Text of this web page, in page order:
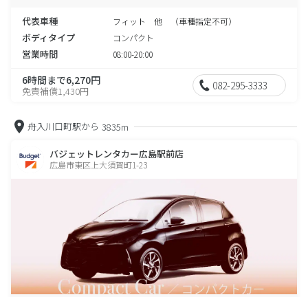
代表車種 フィット 他 （車種指定不可）
ボディタイプ コンパクト
営業時間 08:00-20:00
6時間まで6,270円
免責補償1,430円 082-295-3333
舟入川口町駅から 3835m
バジェットレンタカー広島駅前店
広島市東区上大須賀町1-23